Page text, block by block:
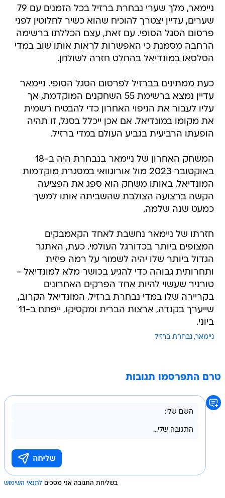
ניימאר, מלך שערי נבחרת ברזיל בכל הזמנים עם 79
שערים, עדיין יצטרך להוכיח שהוא כשיר לחלוטין לפני
פרסום הסגל הסופי. עם זאת, עצם הכללתו ברשימה
הרחבה מסמנת כי האפשרות לראות אותו שוב במדי
הסלסאו במונדיאל בהחלט חזרה לשולחן.
כעת ממתינים בברזיל לפרסום הסגל הסופי. ניימאר
עדיין נמצא ברשימת 55 השחקנים המוקדמת, אך
עליו לעבור את הניפוי האחרון כדי להבטיח רשמית
את מקומו במונדיאל. אם אכן ייכלל בסגל, זו תהיה
הופעתו הרביעית בגביע העולם במדי ברזיל.
המשחק האחרון של ניימאר בנבחרת היה ב-18
באוקטובר 2023 מול אורוגוואי במסגרת מוקדמות
המונדיאל. באותו משחק הוא ספג את הפציעה
הקשה ברצועה הצולבת שהשביתה אותו למשך
כמעט שנה שלמה.
חזרתו של ניימאר נחשבת לאחד הקאמבקים
המצופים ביותר בכדורגל העולמי. כעת, האתגר
הגדול ביותר שלו יהיה לשמור על רמה פיזית
ותחרותית גבוהה כדי להגיע בכושר מלא למונדיאל -
טורניר שעשוי להיות אחד הפרקים האחרונים
בקריירה שלו במדי נבחרת ברזיל. המונדיאל הקרוב,
שייערך בקנדה, ארצות הברית ומקסיקו, ייפתח ב-11
ביוני.
ניימאר נבחרת ברזיל
טרם התפרסמו תגובות
בשליחת התגובה אני מסכים לתנאי השימוש